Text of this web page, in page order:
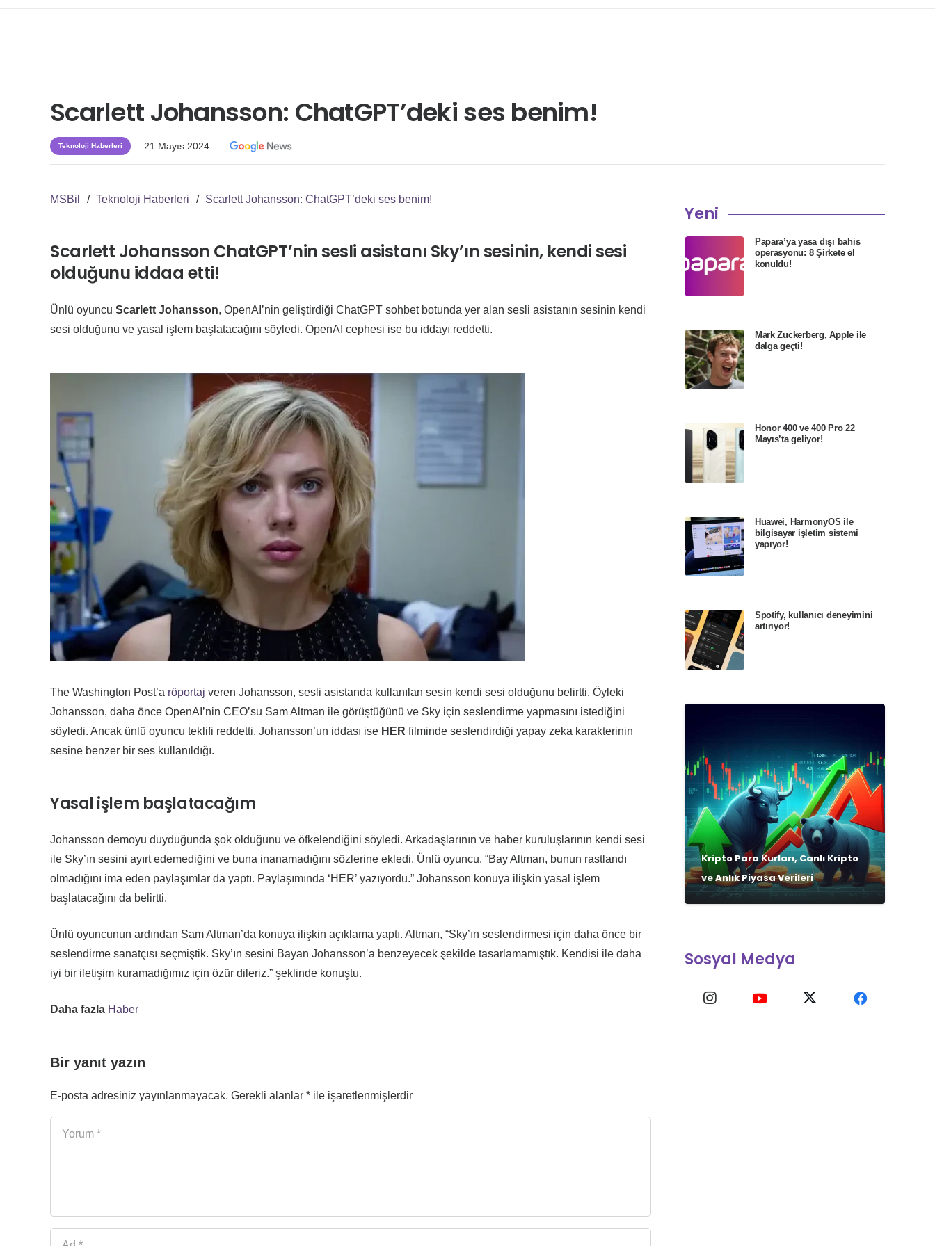
Scarlett Johansson: ChatGPT’deki ses benim!
Teknoloji Haberleri 21 Mayıs 2024
MSBil / Teknoloji Haberleri / Scarlett Johansson: ChatGPT’deki ses benim!
Scarlett Johansson ChatGPT’nin sesli asistanı Sky’ın sesinin, kendi sesi
olduğunu iddaa etti!
Ünlü oyuncu Scarlett Johansson, OpenAI’nin geliştirdiği ChatGPT sohbet botunda yer alan sesli asistanın sesinin kendi
sesi olduğunu ve yasal işlem başlatacağını söyledi. OpenAI cephesi ise bu iddayı reddetti.
The Washington Post’a röportaj veren Johansson, sesli asistanda kullanılan sesin kendi sesi olduğunu belirtti. Öyleki
Johansson, daha önce OpenAI’nin CEO’su Sam Altman ile görüştüğünü ve Sky için seslendirme yapmasını istediğini
söyledi. Ancak ünlü oyuncu teklifi reddetti. Johansson’un iddası ise HER filminde seslendirdiği yapay zeka karakterinin
sesine benzer bir ses kullanıldığı.
Yasal işlem başlatacağım
Johansson demoyu duyduğunda şok olduğunu ve öfkelendiğini söyledi. Arkadaşlarının ve haber kuruluşlarının kendi sesi
ile Sky’ın sesini ayırt edemediğini ve buna inanamadığını sözlerine ekledi. Ünlü oyuncu, “Bay Altman, bunun rastlandı
olmadığını ima eden paylaşımlar da yaptı. Paylaşımında ‘HER’ yazıyordu.” Johansson konuya ilişkin yasal işlem
başlatacağını da belirtti.
Ünlü oyuncunun ardından Sam Altman’da konuya ilişkin açıklama yaptı. Altman, “Sky’ın seslendirmesi için daha önce bir
seslendirme sanatçısı seçmiştik. Sky’ın sesini Bayan Johansson’a benzeyecek şekilde tasarlamamıştık. Kendisi ile daha
iyi bir iletişim kuramadığımız için özür dileriz.” şeklinde konuştu.
Daha fazla Haber
Bir yanıt yazın
E-posta adresiniz yayınlanmayacak. Gerekli alanlar * ile işaretlenmişlerdir
Yeni
Papara’ya yasa dışı bahis
operasyonu: 8 Şirkete el
konuldu!
Mark Zuckerberg, Apple ile
dalga geçti!
Honor 400 ve 400 Pro 22
Mayıs’ta geliyor!
Huawei, HarmonyOS ile
bilgisayar işletim sistemi
yapıyor!
Spotify, kullanıcı deneyimini
artırıyor!
Kripto Para Kurları, Canlı Kripto
ve Anlık Piyasa Verileri
Sosyal Medya